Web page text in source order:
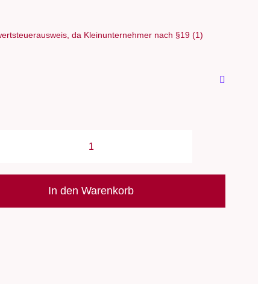
da Kleinunternehmer nach §19 (1)
125
In den Warenkorb